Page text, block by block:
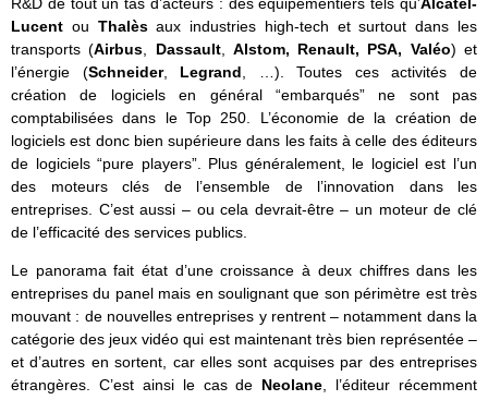
Lucent ou Thalèsaux industries high-tech et surtout dans les
transports (Airbus Dassault, Alstom, Renault, PSA, Valéo) et
l’énergie (Schneider, Legrand , …). Toutes ces activités de
création de logiciels en général “embarqués” ne sont pas
comptabilisées dans le Top 250. L’économie de la création de
logiciels est donc bien supérieure dans les faits à celle des éditeurs
de logiciels “pure players”. Plus généralement, le logiciel est l’un
des moteurs clés de l’ensemble de l’innovation dans les
entreprises. C’est aussi – ou cela devrait-être – un moteur de clé
de l’efficacité des services publics.
Le panorama fait état d’une croissance à deux chiffres dans les
entreprises du panel mais en soulignant que son périmètre est très
mouvant : de nouvelles entreprises y rentrent – notamment dans la
catégorie des jeux vidéo qui est maintenant très bien représentée –
et d’autres en sortent, car elles sont acquises par des entreprises
étrangères. C’est ainsi le cas de Neolane , l’éditeur récemment